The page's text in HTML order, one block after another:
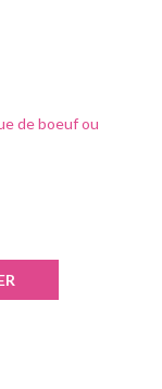
de boeuf ou